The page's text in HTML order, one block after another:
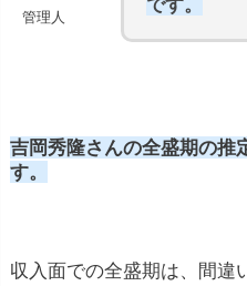
管理人
です。
吉岡秀隆さんの全盛期の推
す。
収入面での全盛期は、間違